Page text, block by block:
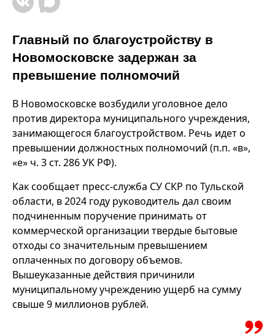
Главный по благоустройству в
Новомосковске задержан за
превышение полномочий
В Новомосковске возбудили уголовное дело
против директора муниципального учреждения,
занимающегося благоустройством. Речь идет о
превышении должностных полномочий (п.п. «в»,
«е» ч. 3 ст. 286 УК РФ).
Как сообщает пресс-служба СУ СКР по Тульской
области, в 2024 году руководитель дал своим
подчиненным поручение принимать от
коммерческой организации твердые бытовые
отходы со значительным превышением
оплаченных по договору объемов.
Вышеуказанные действия причинили
муниципальному учреждению ущерб на сумму
свыше 9 миллионов рублей.